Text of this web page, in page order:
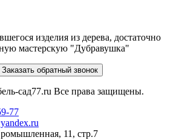
изделия из дерева, достаточно
мастерскую "Дубравушка"
Заказать обратный звонок
сад77.ru Все права защищены.
77
11, стр.7